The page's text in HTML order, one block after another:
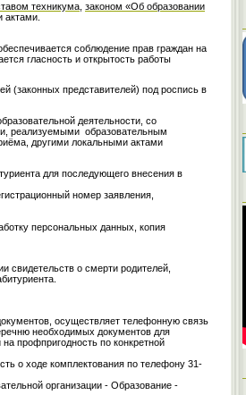
техникума законом «Об образовании
соблюдение прав граждан на
гласность и открытость работы
(законных представителей) под роспись в
деятельности, со
реализуемыми образовательным
другими локальными актами
для последующего внесения в
номер заявления,
персональных данных, копия
свидетельств о смерти родителей,
осуществляет телефонную связь
необходимых документов для
профпригодность по конкретной
о ходе комплектования по телефону 31-
организации - Образование -